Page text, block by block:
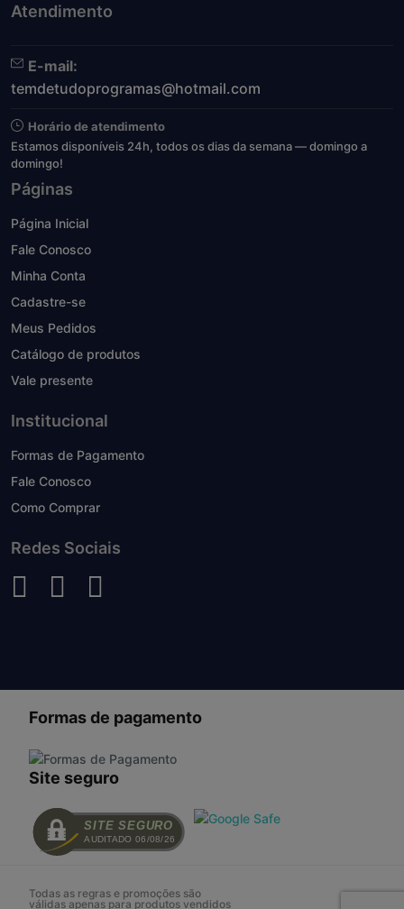
Atendimento
E-mail:
temdetudoprogramas@hotmail.com
Horário de atendimento
Estamos disponíveis 24h, todos os dias da semana — domingo a
domingo!
Páginas
Página Inicial
Fale Conosco
Minha Conta
Cadastre-se
Meus Pedidos
Catálogo de produtos
Vale presente
Institucional
Formas de Pagamento
Fale Conosco
Como Comprar
Redes Sociais
Formas de pagamento
Site seguro
SITE SEGURO
AUDITADO 06/08/26
Todas as regras e promoções são
válidas apenas para produtos vendidos